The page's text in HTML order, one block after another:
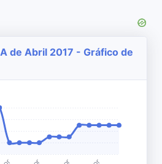
de Abril 2017 - Gráfico de